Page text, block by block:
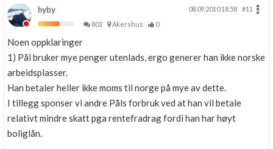
Skaff dokumentasjon som mangler
Kundeservice
Få svar på det du lurer på
Kom i gang med Boligmappa
Se din bolig? Klikk her
Boligmappa+
hyby 08.09.2010 18.58
#11
802
Akershus 0
Noen oppklaringer
1) Pål bruker mye penger utenlads, ergo generer han ikke norske
arbeidsplasser.
Han betaler heller ikke moms til norge på mye av dette.
I tillegg sponser vi andre Påls forbruk ved at han vil betale
relativt mindre skatt pga rentefradrag fordi han har høyt
boliglån.